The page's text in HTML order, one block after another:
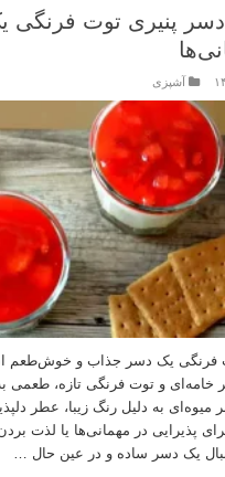
دسر پنیری توت
آشپزی
فرنگی یک دسر جذاب و خوش‌طعم
خامه‌ای و توت فرنگی تازه، طعمی
میوه‌ای به دلیل رنگ زیبا، عطر
پذیرایی در مهمانی‌ها یا لذت بردن
یک دسر ساده و در عین حال …